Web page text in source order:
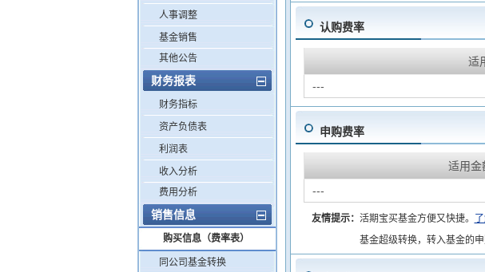
人事调整
基金销售
其他公告
财务报表
财务指标
资产负债表
利润表
收入分析
费用分析
销售信息
购买信息（费率表）
同公司基金转换
认购费率
适
---
申购费率
适用金
---
友情提示： 活期宝买基金方便又快捷。
基金超级转换，转入基金的